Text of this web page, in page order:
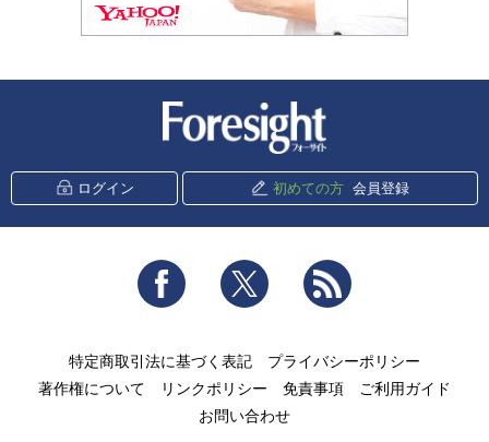
ログイン 初めての方 会員登録
Facebook Twitter
特定商取引法に基づく表記
プライバシーポリシー
著作権について
リンクポリシー 免責事項
ご利用ガイド
お問い合わせ